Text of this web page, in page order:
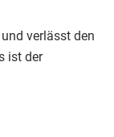
verlässt den
ist der